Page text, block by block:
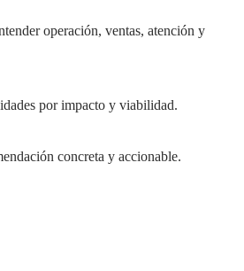
operación, ventas, atención y
por impacto y viabilidad.
concreta y accionable.